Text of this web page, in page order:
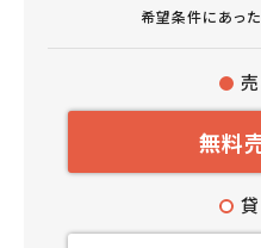
希望条件にあっ
無料